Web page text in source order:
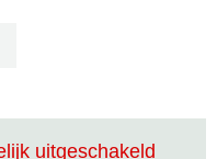
uitgeschakeld